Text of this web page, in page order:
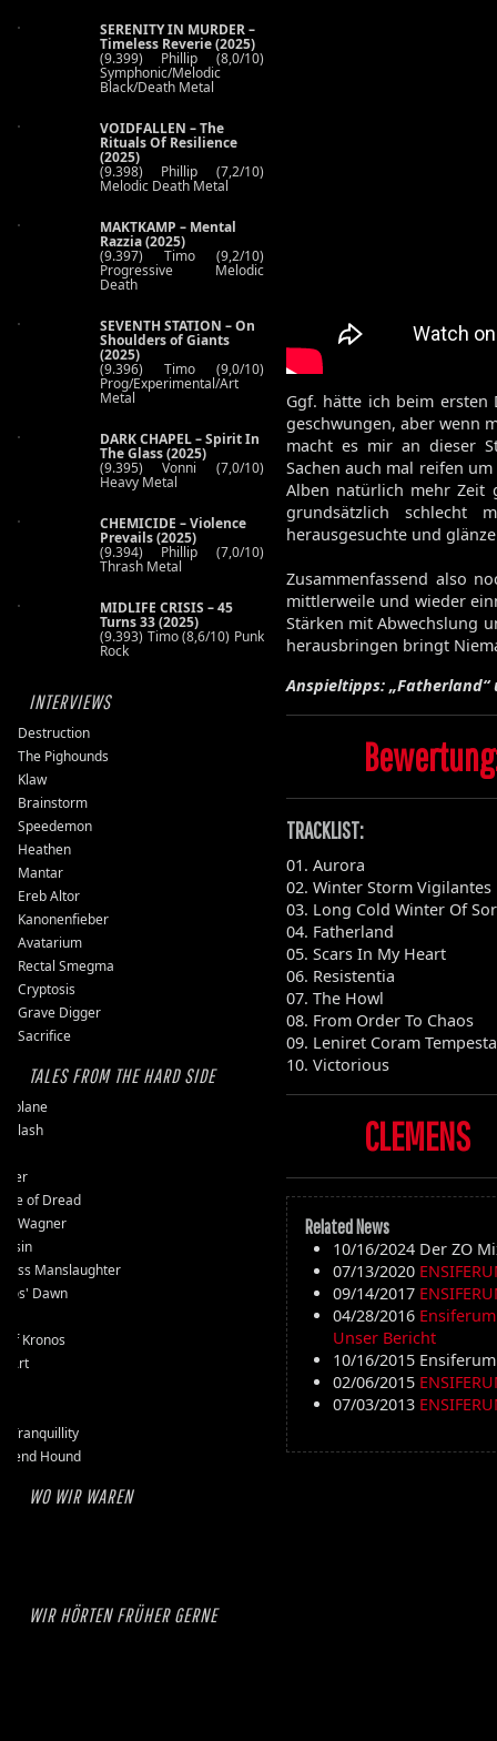
SERENITY IN MURDER –
Timeless Reverie (2025)
(9.399) Phillip (8,0/10)
Symphonic/Melodic
Black/Death Metal
VOIDFALLEN – The
Rituals Of Resilience
(2025)
(9.398) Phillip (7,2/10)
Melodic Death Metal
MAKTKAMP – Mental
Razzia (2025)
(9.397) Timo (9,2/10)
Progressive Melodic
Death
SEVENTH STATION – On
Shoulders of Giants
(2025)
(9.396) Timo (9,0/10)
Prog/Experimental/Art
Metal
DARK CHAPEL – Spirit In
The Glass (2025)
(9.395) Vonni (7,0/10)
Heavy Metal
CHEMICIDE – Violence
Prevails (2025)
(9.394) Phillip (7,0/10)
Thrash Metal
MIDLIFE CRISIS – 45
Turns 33 (2025)
(9.393) Timo (8,6/10) Punk
Rock
INTERVIEWS
Destruction
The Pighounds
Klaw
Brainstorm
Speedemon
Heathen
Mantar
Ereb Altor
Kanonenfieber
Avatarium
Rectal Smegma
Cryptosis
Grave Digger
Sacrifice
TALES FROM THE HARD SIDE
of Dread
Wagner
Manslaughter
Dawn
of Kronos
Art
Tranquillity
Hound
WO WIR WAREN
WIR HÖRTEN FRÜHER GERNE
Ggf. hätte ich beim ersten
geschwungen, aber wenn
macht es mir an dieser
Sachen auch mal reifen
Alben natürlich mehr Zeit
grundsätzlich schlecht
herausgesuchte und
Zusammenfassend also
mittlerweile und wieder
Stärken mit Abwechslung
herausbringen bringt
Anspieltipps: „Fatherland“
TRACKLIST:
01. Aurora
02. Winter Storm Vigilantes
03. Long Cold Winter Of
04. Fatherland
05. Scars In My Heart
06. Resistentia
07. The Howl
08. From Order To Chaos
09. Leniret Coram
10. Victorious
CLEMENS
Related News
10/16/2024 Der ZO
07/13/2020
09/14/2017
04/28/2016
Unser Bericht
10/16/2015
02/06/2015
07/03/2013